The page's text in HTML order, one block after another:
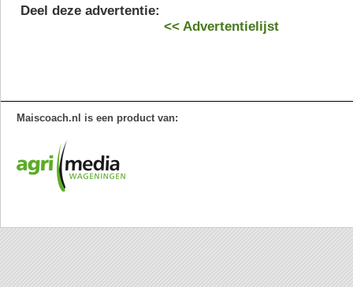
Deel deze advertentie:
<< Advertentielijst
Maiscoach.nl is een product van: